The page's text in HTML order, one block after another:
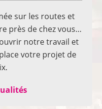
sur les routes et
près de chez vous…
notre travail et
votre projet de